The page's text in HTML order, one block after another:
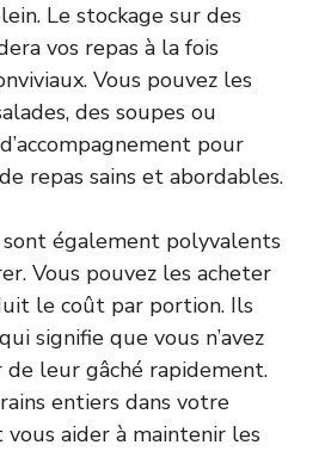
Le stockage sur des
vos repas à la fois
Vous pouvez les
des soupes ou
pour
repas sains et abordables.
sont également polyvalents
Vous pouvez les acheter
le coût par portion. Ils
signifie que vous n’avez
de leur gâché rapidement.
entiers dans votre
aider à maintenir les